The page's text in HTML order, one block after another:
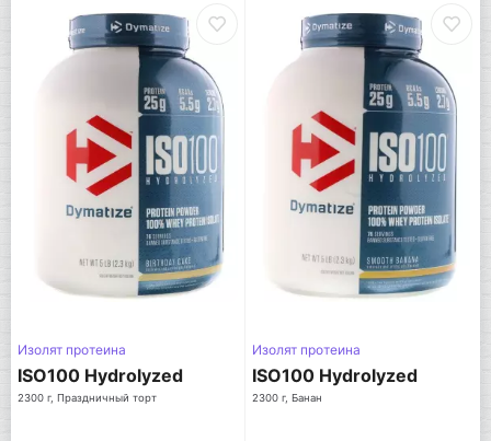
Изолят протеина
ISO100 Hydrolyzed
2300 г, Праздничный торт
Изолят протеина
ISO100 Hydrolyzed
2300 г, Банан